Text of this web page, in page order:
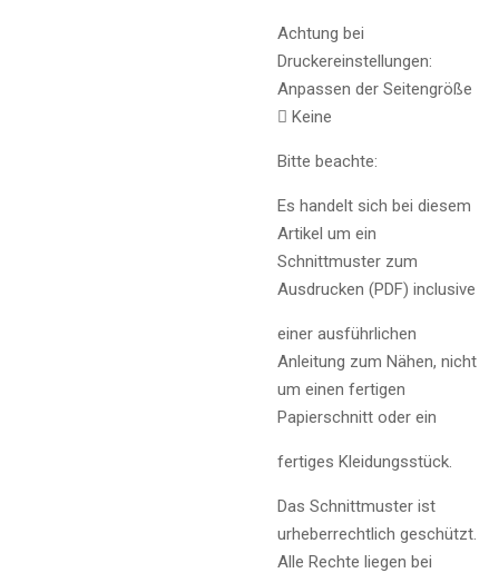
Achtung bei
Druckereinstellungen:
Anpassen der Seitengröße
 Keine
Bitte beachte:
Es handelt sich bei diesem
Artikel um ein
Schnittmuster zum
Ausdrucken (PDF) inclusive
einer ausführlichen
Anleitung zum Nähen, nicht
um einen fertigen
Papierschnitt oder ein
fertiges Kleidungsstück.
Das Schnittmuster ist
urheberrechtlich geschützt.
Alle Rechte liegen bei